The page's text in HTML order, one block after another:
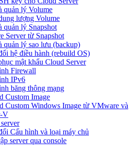
quản lý Volume
lượng Volume
quản lý Snapshot
Server từ Snapshot
quản lý sao lưu (backup)
hệ điều hành (rebuild OS)
mật khẩu Cloud Server
Firewall
IPv6
băng thông mạng
Custom Image
Custom Windows Image từ VMware và
V
Cấu hình và loại máy chủ
server qua console